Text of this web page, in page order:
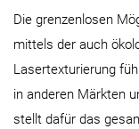
Die grenzenlosen
mittels der auch
Lasertexturierung
in anderen Märkten
stellt dafür das